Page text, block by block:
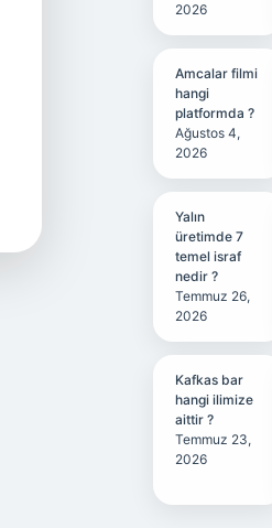
2026
Amcalar filmi
hangi
platformda ?
Ağustos 4,
2026
Yalın
üretimde 7
temel israf
nedir ?
Temmuz 26,
2026
Kafkas bar
hangi ilimize
aittir ?
Temmuz 23,
2026